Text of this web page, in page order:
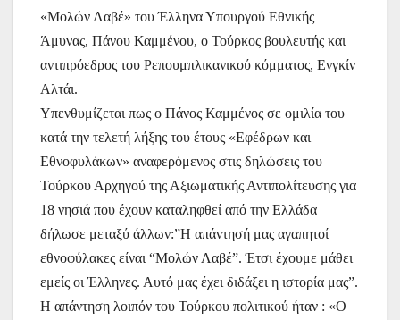
b
o
o
k
A
p
st e
n
er
a
m
α
σ
ίτ
ε
«Μολών Λαβέ» του Έλληνα Υπουργού Εθνικής
Άμυνας, Πάνου Καμμένου, ο Τούρκος βουλευτής και
αντιπρόεδρος του Ρεπουμπλικανικού κόμματος, Ενγκίν
Αλτάι.
Υπενθυμίζεται πως ο Πάνος Καμμένος σε ομιλία του
κατά την τελετή λήξης του έτους «Εφέδρων και
Εθνοφυλάκων» αναφερόμενος στις δηλώσεις του
Τούρκου Αρχηγού της Αξιωματικής Αντιπολίτευσης για
18 νησιά που έχουν καταληφθεί από την Ελλάδα
δήλωσε μεταξύ άλλων:”Η απάντησή μας αγαπητοί
εθνοφύλακες είναι “Μολών Λαβέ”. Έτσι έχουμε μάθει
εμείς οι Έλληνες. Αυτό μας έχει διδάξει η ιστορία μας”.
Η απάντηση λοιπόν του Τούρκου πολιτικού ήταν : «Ο